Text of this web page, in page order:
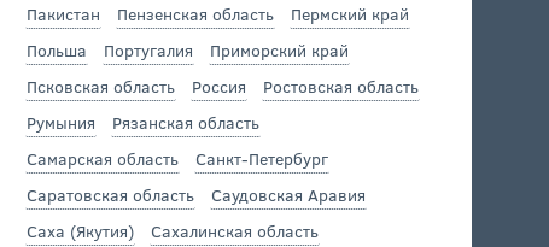
Пакистан
Пензенская область
Пермский край
Польша
Португалия
Приморский край
Псковская область
Россия
Ростовская область
Румыния
Рязанская область
Самарская область
Санкт-Петербург
Саратовская область
Саудовская Аравия
Саха (Якутия)
Сахалинская область